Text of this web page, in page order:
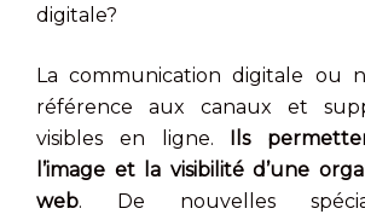
digitale?
La communication digitale ou
référence aux canaux et
visibles en ligne. Ils
l’image et la visibilité d’une
web. De nouvelles